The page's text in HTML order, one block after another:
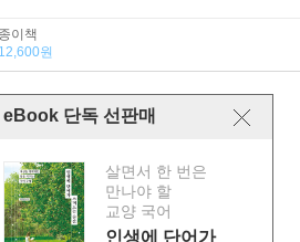
이책
원
eBook 단독 선판매
살면서 한 번은
만나야 할
교양 국어
인생에 단어가